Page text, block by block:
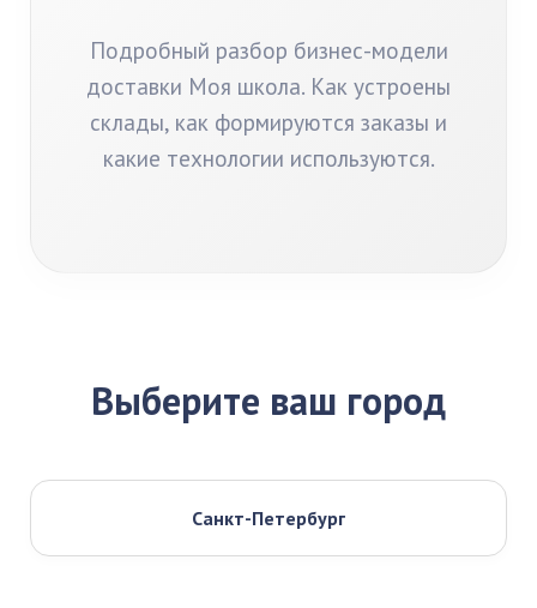
Подробный разбор бизнес-модели
доставки Моя школа. Как устроены
склады, как формируются заказы и
какие технологии используются.
Выберите ваш город
Санкт-Петербург